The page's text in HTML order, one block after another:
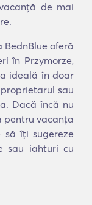
de mai
oferă
în Przymorze,
ideală în doar
sau
Dacă încă nu
pentru vacanța
îți sugereze
sau iahturi cu